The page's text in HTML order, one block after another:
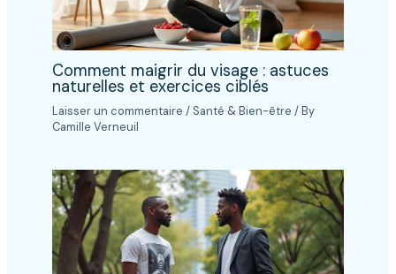
Comment maigrir du visage : astuces
naturelles et exercices ciblés
Laisser un commentaire / Santé & Bien-être / By
Camille Verneuil